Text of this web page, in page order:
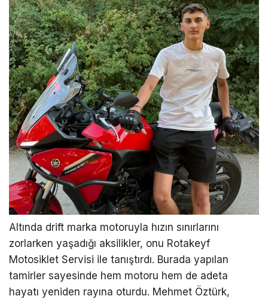
Altında drift marka motoruyla hızın sınırlarını
zorlarken yaşadığı aksilikler, onu Rotakeyf
Motosiklet Servisi ile tanıştırdı. Burada yapılan
tamirler sayesinde hem motoru hem de adeta
hayatı yeniden rayına oturdu. Mehmet Öztürk,